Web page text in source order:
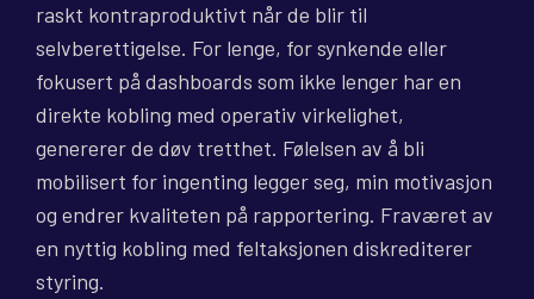
raskt kontraproduktivt når de blir til
selvberettigelse. For lenge, for synkende eller
fokusert på dashboards som ikke lenger har en
direkte kobling med operativ virkelighet,
genererer de døv tretthet. Følelsen av å bli
mobilisert for ingenting legger seg, min motivasjon
og endrer kvaliteten på rapportering. Fraværet av
en nyttig kobling med feltaksjonen diskrediterer
styring.